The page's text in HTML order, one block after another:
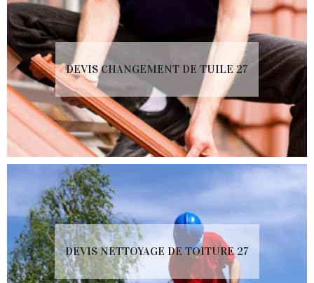
DEVIS CHANGEMENT DE TUILE 27
DEVIS NETTOYAGE DE TOITURE 27